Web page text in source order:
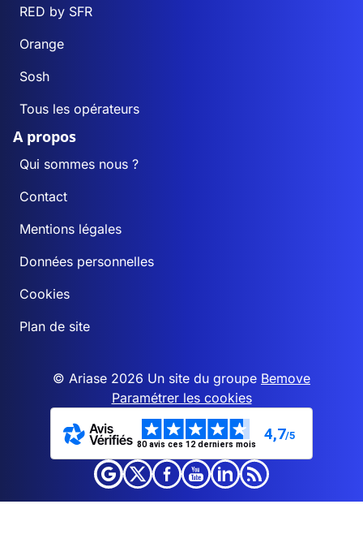
RED by SFR
Orange
Sosh
Tous les opérateurs
A propos
Qui sommes nous ?
Contact
Mentions légales
Données personnelles
Cookies
Plan de site
© Ariase 2026 Un site du groupe Bemove
Paramétrer les cookies
80 avis ces 12 derniers mois
4,7/5